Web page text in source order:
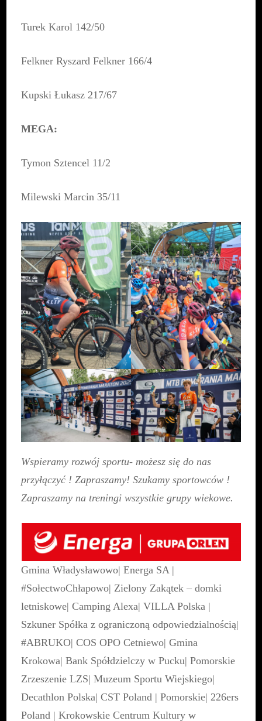
Turek Karol 142/50
Felkner Ryszard Felkner 166/4
Kupski Łukasz 217/67
MEGA:
Tymon Sztencel 11/2
Milewski Marcin 35/11
Wspieramy rozwój sportu- możesz się do nas
przyłączyć ! Zapraszamy! Szukamy sportowców !
Zapraszamy na treningi wszystkie grupy wiekowe.
Gmina Władysławowo|Energa SA |
#SołectwoChłapowo| Zielony Zakątek – domki
letniskowe|Camping Alexa|VILLA Polska |
Szkuner Spółka z ograniczoną odpowiedzialnością|
#ABRUKO|COS OPO Cetniewo|Gmina
Krokowa|Bank Spółdzielczy w Pucku|Pomorskie
Zrzeszenie LZS|Muzeum Sportu Wiejskiego|
Decathlon Polska|CST Poland |Pomorskie| 226ers
Poland |Krokowskie Centrum Kultury w